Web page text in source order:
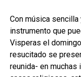
CAT
ESP
Con música
instrumento que
Visperas el
resucitado se
reunida- en